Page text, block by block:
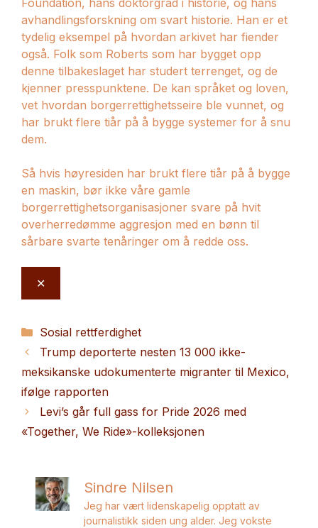
avhandlingsforskning om svart historie. Han er et
tydelig eksempel på hvordan arkivet har fiender
også. Folk som Roberts som har bygget opp
denne tilbakeslaget har studert terrenget, og de
kjenner presspunktene. De kan språket og loven,
vet hvordan borgerrettighetsseire ble vunnet, og
har brukt flere tiår på å bygge systemer for å snu
dem.
Så hvis høyresiden har brukt flere tiår på å bygge
en maskin, bør ikke våre gamle
borgerrettighetsorganisasjoner svare på hvit
overherredømme aggresjon med en bønn til
sårbare svarte tenåringer om å redde oss.
✕
Kategorier
Sosial rettferdighet
Trump deporterte nesten 13 000 ikke-
meksikanske udokumenterte migranter til Mexico,
ifølge rapporten
Levi’s går full gass for Pride 2026 med
«Together, We Ride»-kolleksjonen
Sindre Nilsen
Jeg har vært lidenskapelig opptatt av
journalistikk siden ung alder. Jeg vokste